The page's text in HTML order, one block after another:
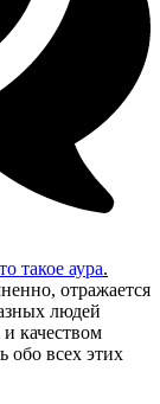
такое аура.
отражается
людей
качеством
обо всех этих